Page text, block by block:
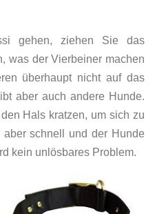
gehen, ziehen Sie das
was der Vierbeiner machen
überhaupt nicht auf das
aber auch andere Hunde.
Hals kratzen, um sich zu
schnell und der Hunde
kein unlösbares Problem.